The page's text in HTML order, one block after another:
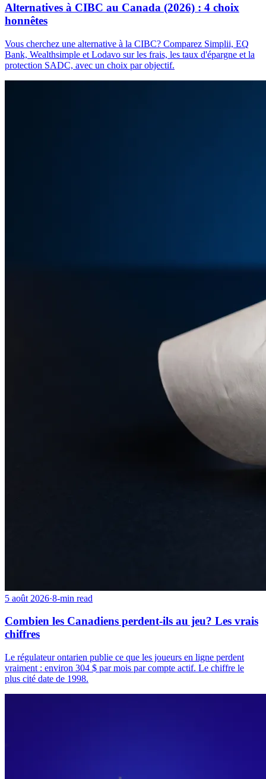
Alternatives à CIBC au Canada (2026) : 4 choix
honnêtes
Vous cherchez une alternative à la CIBC? Comparez Simplii, EQ
Bank, Wealthsimple et Lodavo sur les frais, les taux d'épargne et la
protection SADC, avec un choix par objectif.
5 août 2026·8-min read
Combien les Canadiens perdent-ils au jeu? Les vrais
chiffres
Le régulateur ontarien publie ce que les joueurs en ligne perdent
vraiment : environ 304 $ par mois par compte actif. Le chiffre le
plus cité date de 1998.